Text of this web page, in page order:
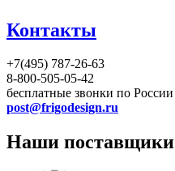
Контакты
+7(495) 787-26-63
8-800-505-05-42
бесплатные звонки по России
post@frigodesign.ru
Наши поставщики